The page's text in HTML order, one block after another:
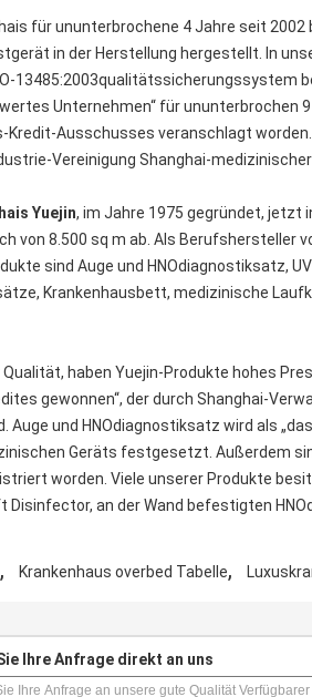
für ununterbrochene 4 Jahre seit
in der Herstellung hergestellt. In
Unternehmen“ für
Ausschusses veranschlagt
Vereinigung Shanghai-medizinischer
Yuejin, im Jahre 1975 gegründet, jetzt
von 8.500 sq m ab. Als
sind Auge und HNOdiagnostiksatz,
Krankenhausbett, medizinische
haben Yuejin-Produkte hohes
gewonnen“, der durch Shanghai-
und HNOdiagnostiksatz wird als
Geräts festgesetzt. Außerdem
worden. Viele unserer Produkte
an der Wand befestigten
, Krankenhaus overbed Tabelle,
Ihre Anfrage direkt an uns